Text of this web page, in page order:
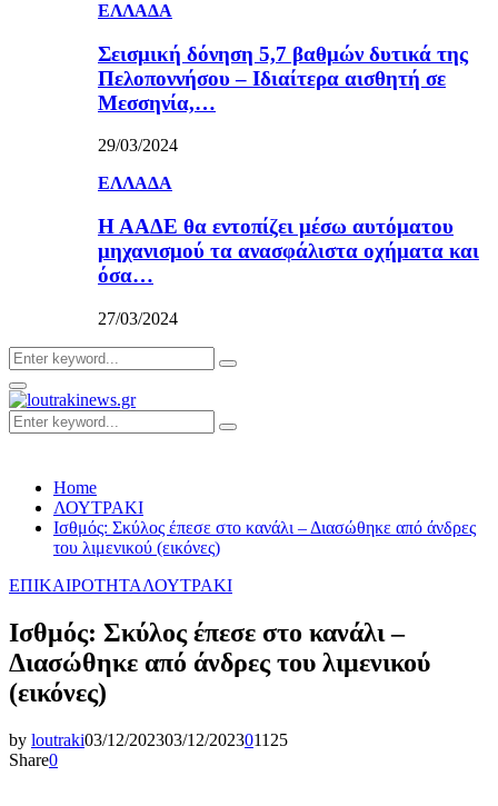
ΕΛΛΑΔΑ
Σεισμική δόνηση 5,7 βαθμών δυτικά της
Πελοποννήσου – Ιδιαίτερα αισθητή σε
Μεσσηνία,…
29/03/2024
ΕΛΛΑΔΑ
Η ΑΑΔΕ θα εντοπίζει μέσω αυτόματου
μηχανισμού τα ανασφάλιστα οχήματα και
όσα…
27/03/2024
Search
for:
Search
Primary
Menu
Search
for:
Search
Home
ΛΟΥΤΡΑΚΙ
Ισθμός: Σκύλος έπεσε στο κανάλι – Διασώθηκε από άνδρες
του λιμενικού (εικόνες)
ΕΠΙΚΑΙΡΟΤΗΤΑΛΟΥΤΡΑΚΙ
Ισθμός: Σκύλος έπεσε στο κανάλι –
Διασώθηκε από άνδρες του λιμενικού
(εικόνες)
by loutraki03/12/202303/12/202301125
Share0